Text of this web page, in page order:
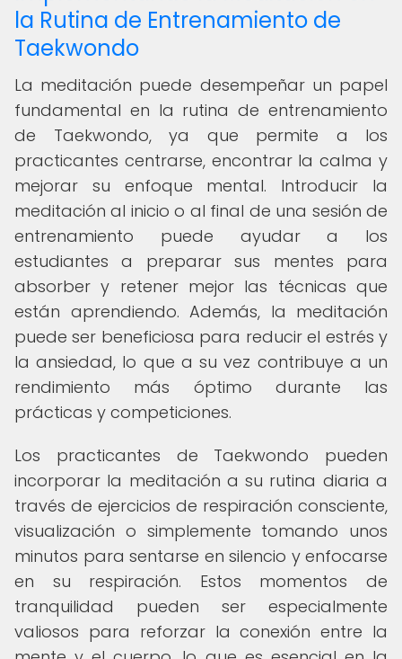
la Rutina de Entrenamiento de
Taekwondo
La meditación puede desempeñar un papel
fundamental en la rutina de entrenamiento
de Taekwondo, ya que permite a los
practicantes centrarse, encontrar la calma y
mejorar su enfoque mental. Introducir la
meditación al inicio o al final de una sesión de
entrenamiento puede ayudar a los
estudiantes a preparar sus mentes para
absorber y retener mejor las técnicas que
están aprendiendo. Además, la meditación
puede ser beneficiosa para reducir el estrés y
la ansiedad, lo que a su vez contribuye a un
rendimiento más óptimo durante las
prácticas y competiciones.
Los practicantes de Taekwondo pueden
incorporar la meditación a su rutina diaria a
través de ejercicios de respiración consciente,
visualización o simplemente tomando unos
minutos para sentarse en silencio y enfocarse
en su respiración. Estos momentos de
tranquilidad pueden ser especialmente
valiosos para reforzar la conexión entre la